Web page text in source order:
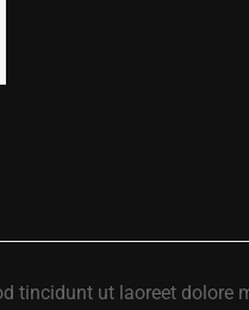
ut laoreet